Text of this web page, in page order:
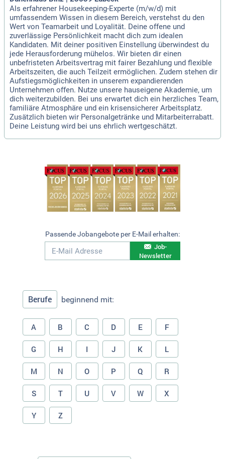
Als erfahrener Housekeeping-Experte (m/w/d) mit
umfassendem Wissen in diesem Bereich, verstehst du den
Wert von Teamarbeit und Loyalität. Deine offene und
zuverlässige Persönlichkeit macht dich zum idealen
Kandidaten. Mit deiner positiven Einstellung überwindest du
jede Herausforderung mühelos. Wir bieten dir einen
unbefristeten Arbeitsvertrag mit fairer Bezahlung und flexible
Arbeitszeiten, die auch Teilzeit ermöglichen. Zudem stehen dir
Aufstiegsmöglichkeiten in unserem expandierenden
Unternehmen offen. Nutze unsere hauseigene Akademie, um
dich weiterzubilden. Bei uns erwartet dich ein herzliches Team,
familiäre Atmosphäre und ein krisensicherer Arbeitsplatz.
Zusätzlich bieten wir Personalgetränke und Mitarbeiterrabatt.
Deine Leistung wird bei uns ehrlich wertgeschätzt.
Passende Jobangebote per E-Mail erhalten:
Job-
Newsletter
Berufe beginnend mit:
A B C D E F
G H I J K L
M N O P Q R
S T U V W X
Y Z